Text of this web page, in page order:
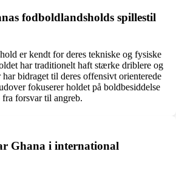
fodboldlandsholds spillestil
er kendt for deres tekniske og fysiske
har traditionelt haft stærke driblere og
bidraget til deres offensivt orienterede
fokuserer holdet på boldbesiddelse
forsvar til angreb.
Ghana i international